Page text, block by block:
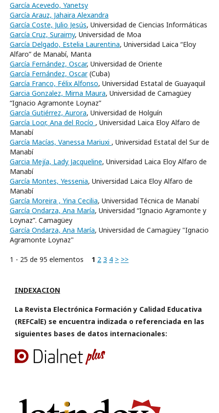
García Acevedo, Yanetsy
García Arauz, Jahaira Alexandra
García Coste, Julio Jesús, Universidad de Ciencias Informáticas
García Cruz, Suraimy, Universidad de Moa
García Delgado, Estelia Laurentina, Universidad Laica “Eloy
Alfaro” de Manabí, Manta
García Fernández, Oscar, Universidad de Oriente
García Fernández, Oscar(Cuba)
García Franco, Félix Alfonso, Universidad Estatal de Guayaquil
Garcia Gonzalez, Mirna Maura, Universidad de Camagüey
“Ignacio Agramonte Loynaz”
García Gutiérrez, Aurora, Universidad de Holguín
García Loor, Ana del Rocío , Universidad Laica Eloy Alfaro de
Manabí
García Macías, Vanessa Mariuxi , Universidad Estatal del Sur de
Manabí
Garcia Mejía, Lady Jacqueline, Universidad Laica Eloy Alfaro de
Manabí
García Montes, Yessenia, Universidad Laica Eloy Alfaro de
Manabí
García Moreira , Yina Cecilia, Universidad Técnica de Manabí
García Ondarza, Ana María, Universidad “Ignacio Agramonte y
Loynaz”. Camagüey
García Ondarza, Ana María, Universidad de Camagüey "Ignacio
Agramonte Loynaz"
1 - 25 de 95 elementos 1 2 3 4 > >>
INDEXACION
La Revista Electrónica Formación y Calidad Educativa
(REFCalE) se encuentra indizada o referenciada en las
siguientes bases de datos internacionales: